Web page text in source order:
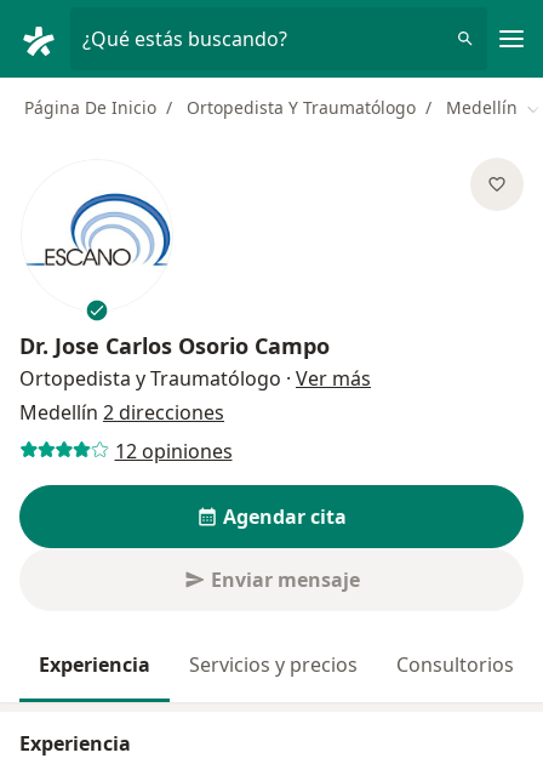
¿Qué estás buscando?
Página De Inicio Ortopedista Y Traumatólogo Medellín
Dr. Jose Carlos Osorio Campo
Ortopedista y Traumatólogo · Ver más
Medellín 2 direcciones
12 opiniones
Agendar cita
Enviar mensaje
Experiencia Servicios y precios Consultorios
Experiencia